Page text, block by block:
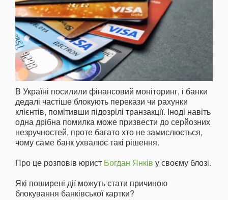
В Україні посилили фінансовий моніторинг, і банки
дедалі частіше блокують перекази чи рахунки
клієнтів, помітивши підозрілі транзакції. Іноді навіть
одна дрібна помилка може призвести до серйозних
незручностей, проте багато хто не замислюється,
чому саме банк ухвалює такі рішення.
Про це розповів юрист Богдан Янків у своєму блозі.
Які поширені дії можуть стати причиною
блокування банківської картки?